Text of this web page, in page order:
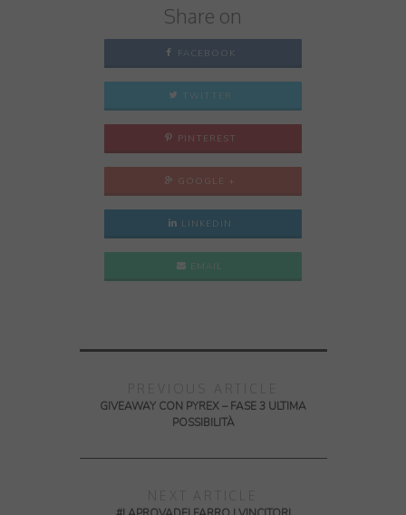
Share on
FACEBOOK
TWITTER
PINTEREST
GOOGLE +
LINKEDIN
EMAIL
GIVEAWAY CON PYREX – FASE 3 ULTIMA
POSSIBILITÀ